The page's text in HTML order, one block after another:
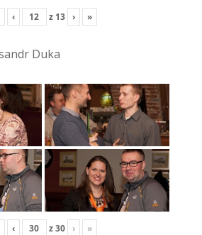
‹ z 13 › »
Duka
‹ z30 › »